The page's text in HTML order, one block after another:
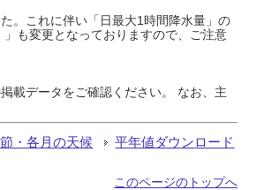
。これに伴い「日最大1時間降水量」の
も変更となっておりますので、ご注意
載データをご確認ください。 なお、主
・各月の天候 平年値ダウンロード
このページのトップへ